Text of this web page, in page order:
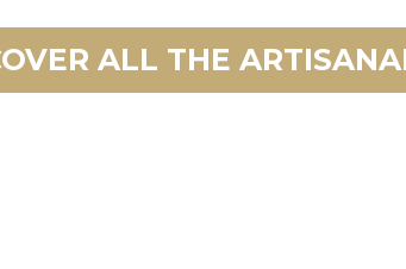
ALL THE